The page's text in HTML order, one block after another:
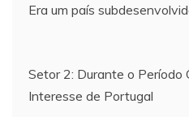
Era um país
Setor 2: Durante o Período
Interesse de Portugal